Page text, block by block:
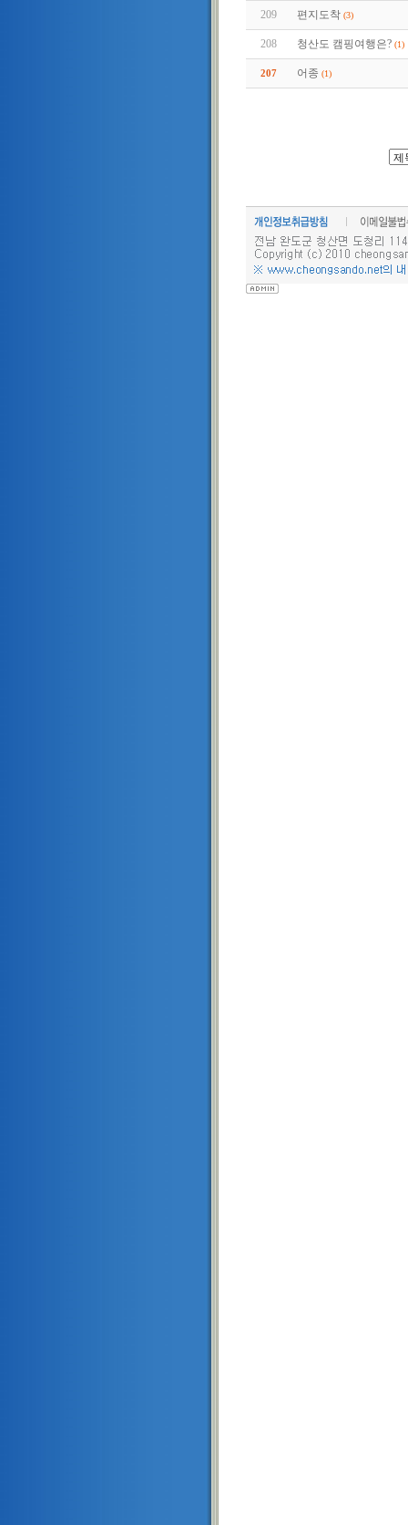
209 편지도착 (3)
208 청산도 캠핑여행은? (1)
207 어종 (1)